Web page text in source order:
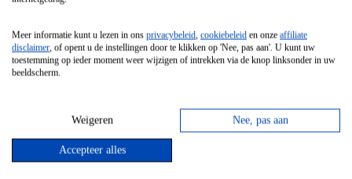
Vrijstaande Magnetron
Vrijstaande Kookplaat
Inbouw Gaskookplaat
Inbouw Keramische Kookplaat
Kookplaat Accessoires
Meer informatie kunt u lezen in ons privacybeleid, cookiebeleid en onze affiliate
disclaimer, of opent u de instellingen door te klikken op 'Nee, pas aan'. U kunt uw
toestemming op ieder moment weer wijzigen of intrekken via de knop linksonder in uw
beeldscherm.
Weigeren Nee, pas aan
Accepteer alles